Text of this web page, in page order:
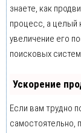
знаете, как
процесс, а целый
увеличение его
поисковых
Ускорение
Если вам трудно
самостоятельно,